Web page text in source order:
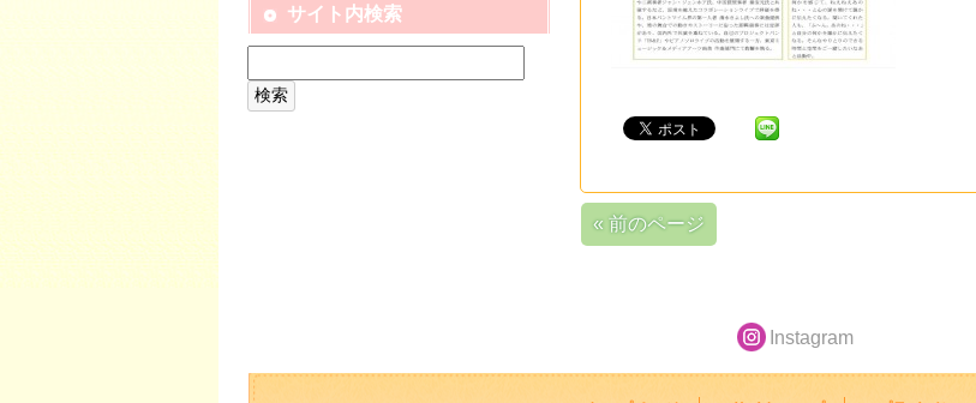
« 前のページ
サイト内検索
Instagram